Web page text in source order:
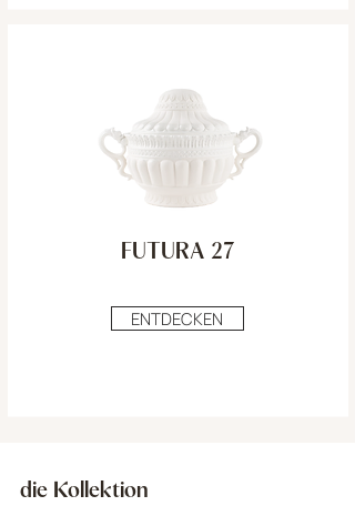
ENTDECKEN
FUTURA 27
die Kollektion